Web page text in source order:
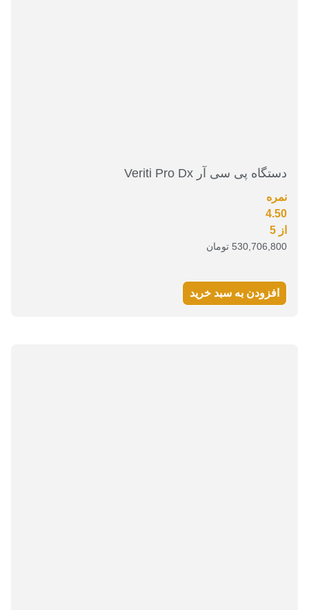
دستگاه پی سی آر Veriti Pro Dx
نمره
4.50
از 5
530,706,800 تومان
افزودن به سبد خرید